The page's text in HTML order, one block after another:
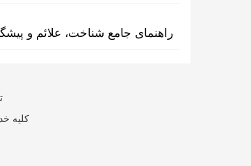
راهنمای جامع شناخت، علائم و
کلیه